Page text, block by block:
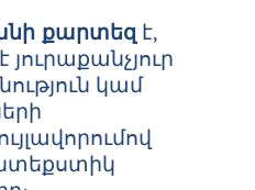
քարտեզ է,
կամ